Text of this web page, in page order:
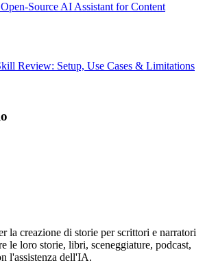
Source AI Assistant for Content
Review: Setup, Use Cases & Limitations
la creazione di storie per scrittori e narratori
le loro storie, libri, sceneggiature, podcast,
l'assistenza dell'IA.